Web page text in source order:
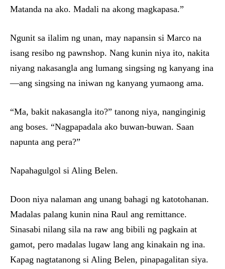
Matanda na ako. Madali na akong magkapasa.”
Ngunit sa ilalim ng unan, may napansin si Marco na
isang resibo ng pawnshop. Nang kunin niya ito, nakita
niyang nakasangla ang lumang singsing ng kanyang ina
—ang singsing na iniwan ng kanyang yumaong ama.
“Ma, bakit nakasangla ito?” tanong niya, nanginginig
ang boses. “Nagpapadala ako buwan-buwan. Saan
napunta ang pera?”
Napahagulgol si Aling Belen.
Doon niya nalaman ang unang bahagi ng katotohanan.
Madalas palang kunin nina Raul ang remittance.
Sinasabi nilang sila na raw ang bibili ng pagkain at
gamot, pero madalas lugaw lang ang kinakain ng ina.
Kapag nagtatanong si Aling Belen, pinapagalitan siya.